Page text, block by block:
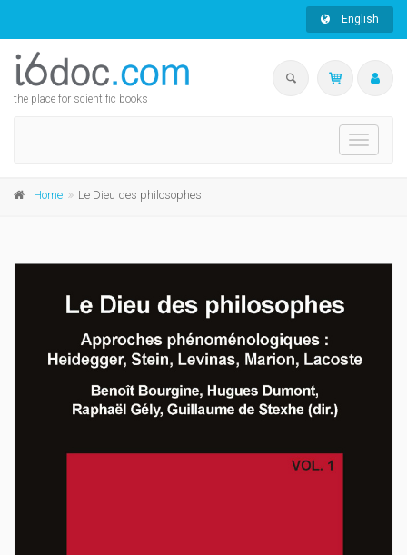
English
the place for scientific books
Toggle
Home Le Dieu des philosophes